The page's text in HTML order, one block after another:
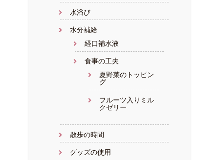
水浴び
水分補給
経口補水液
食事の工夫
夏野菜のトッピン
グ
フルーツ入りミル
クゼリー
散歩の時間
グッズの使用